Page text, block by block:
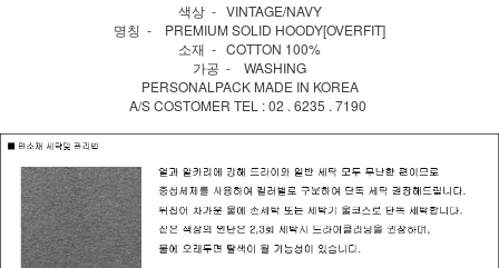
색상 - VINTAGE/NAVY
명칭 - PREMIUM SOLID HOODY[OVERFIT]
소재 - COTTON 100%
가공 - WASHING
PERSONALPACK MADE IN KOREA
A/S COSTOMER TEL : 02 . 6235 . 7190